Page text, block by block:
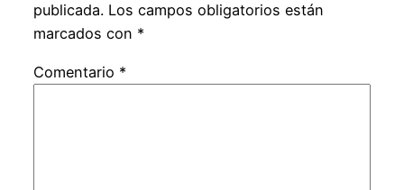
publicada. Los campos obligatorios están
marcados con *
Comentario *